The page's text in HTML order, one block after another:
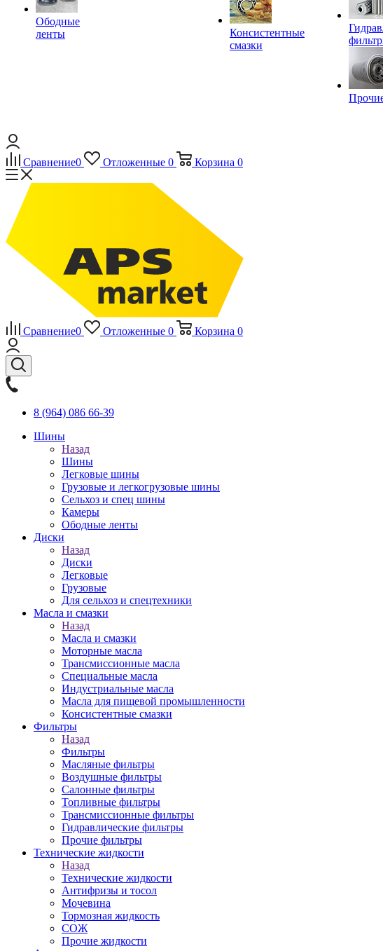
Ободные
ленты
Консистентные
смазки
Сравнение0 Отложенные 0 Корзина 0
Сравнение0 Отложенные 0 Корзина 0
8 (964) 086 66-39
Шины
Назад
Шины
Легковые шины
Грузовые и легкогрузовые шины
Сельхоз и спец шины
Камеры
Ободные ленты
Диски
Назад
Диски
Легковые
Грузовые
Для сельхоз и спецтехники
Масла и смазки
Назад
Масла и смазки
Моторные масла
Трансмиссионные масла
Специальные масла
Индустриальные масла
Масла для пищевой промышленности
Консистентные смазки
Фильтры
Назад
Фильтры
Масляные фильтры
Воздушные фильтры
Салонные фильтры
Топливные фильтры
Трансмиссионные фильтры
Гидравлические фильтры
Прочие фильтры
Технические жидкости
Назад
Технические жидкости
Антифризы и тосол
Мочевина
Тормозная жидкость
СОЖ
Прочие жидкости